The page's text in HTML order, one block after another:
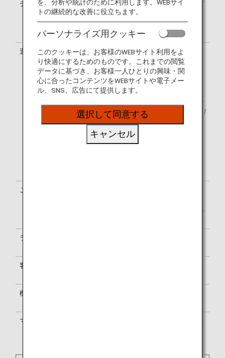
チェックイン
オーストリア航空（OS）のチェックイ
ンカウンターでの手続きとなります。
出発ターミナルはお客様のeチケット
でご確認ください。
運航会社
オーストリア航空とコードシェア便を
運航する下記の航空会社の場合もあり
ます。
ユーロウィングス・ヨーロッパ / ブラ
ーテンズ・リージョナル・エアウェイ
ズ / エア バルティック / エア ドロミテ
ィ / ヘルヴェティック・エアウェイズ /
ルフトハンザドイツ航空 / ブリュッセ
ル航空 / スイス・インターナショナ
ル・エアラインズ / ルフトハンザシテ
ご利用便名の確認
は、NH・OS両便名またはOS便名のみ
ラウンジのご利用
客室乗務員
機内サービス
マイル積算
を、分析や統計のために利用します。WEBサイ
トの継続的な改善に役立ちます。
パーソナライズ用クッキー
このクッキーは、お客様のWEBサイト利用をよ
り快適にするためのものです。これまでの閲覧
データに基づき、お客様一人ひとりの興味・関
心に合ったコンテンツをWEBサイトや電子メー
ル、SNS、広告にて提供します。
選択して同意する
キャンセル